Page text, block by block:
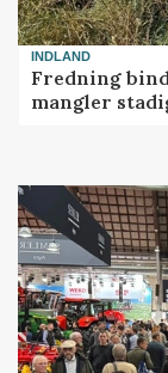
INDLAND
Fredning
mangler